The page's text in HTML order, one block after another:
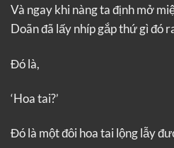
Và ngay khi nàng ta định mở
Doãn đã lấy nhíp gắp thứ gì đó
Đó là,
‘Hoa tai?’
Đó là một đôi hoa tai lộng lẫy